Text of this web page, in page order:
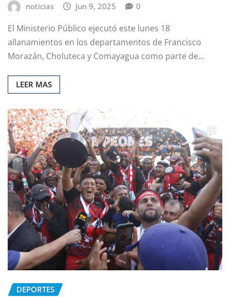
noticias Jun 9, 2025 0
El Ministerio Público ejecutó este lunes 18
allanamientos en los departamentos de Francisco
Morazán, Choluteca y Comayagua como parte de…
LEER MAS
DEPORTES